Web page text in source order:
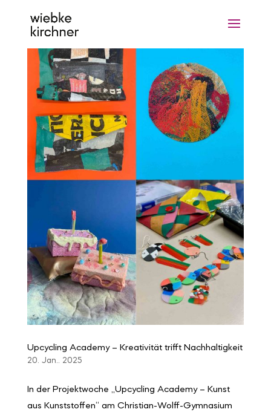
Upcycling Academy – Kreativität trifft Nachhaltigkeit
20. Jan.. 2025
In der Projektwoche „Upcycling Academy – Kunst
aus Kunststoffen“ am Christian-Wolff-Gymnasium